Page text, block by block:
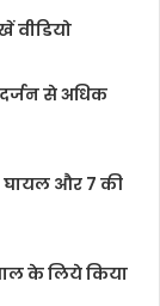
वीडियो
से अधिक
घायल और 7 की
के लिये किया